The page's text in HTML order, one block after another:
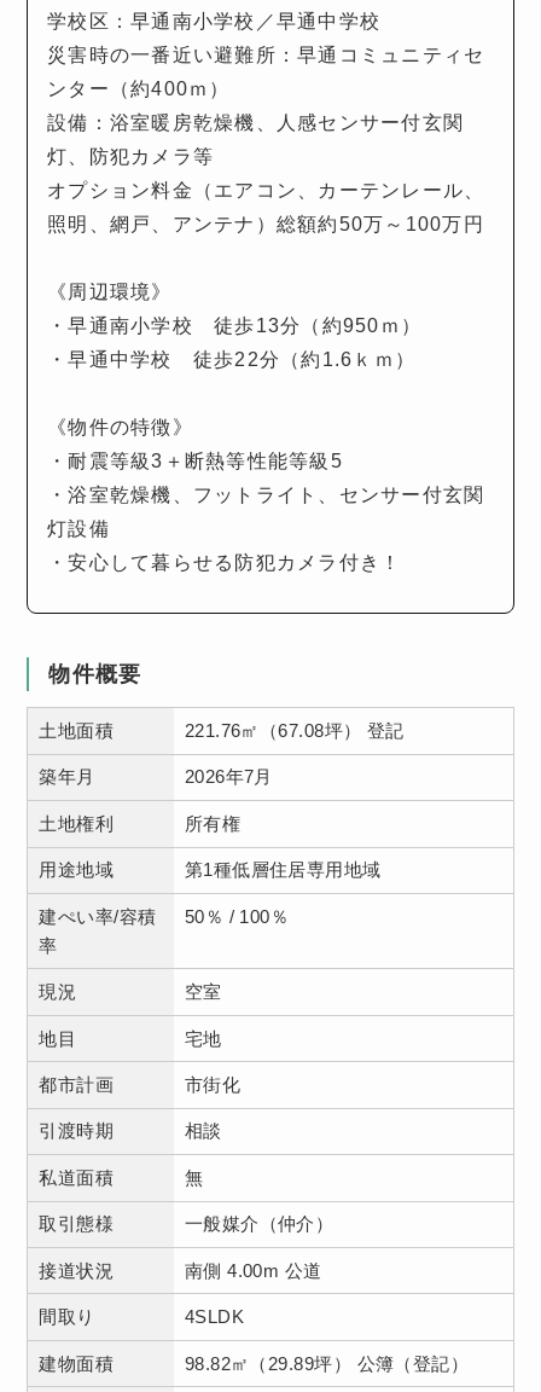
学校区：早通南小学校／早通中学校
災害時の一番近い避難所：早通コミュニティセ
ンター（約400ｍ）
設備：浴室暖房乾燥機、人感センサー付玄関
灯、防犯カメラ等
オプション料金（エアコン、カーテンレール、
照明、網戸、アンテナ）総額約50万～100万円
《周辺環境》
・早通南小学校 徒歩13分（約950ｍ）
・早通中学校 徒歩22分（約1.6ｋｍ）
《物件の特徴》
・耐震等級3＋断熱等性能等級5
・浴室乾燥機、フットライト、センサー付玄関
灯設備
・安心して暮らせる防犯カメラ付き！
物件概要
土地面積 221.76㎡（67.08坪） 登記
築年月 2026年7月
土地権利 所有権
用途地域 第1種低層住居専用地域
建ぺい率/容積
率
50％ / 100％
現況 空室
地目 宅地
都市計画 市街化
引渡時期 相談
私道面積 無
取引態様 一般媒介（仲介）
接道状況 南側 4.00m 公道
間取り 4SLDK
建物面積 98.82㎡（29.89坪） 公簿（登記）